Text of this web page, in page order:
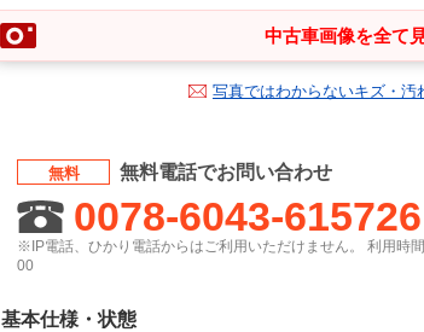
中古車画像を全て
写真ではわからないキズ・汚
無料 無料電話でお問い合わせ
0078-6043-615726
※IP電話、ひかり電話からはご利用いただけません。 利用時
00
基本仕様・状態